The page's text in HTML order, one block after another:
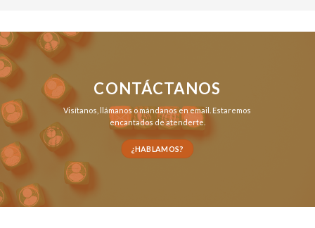
CONTÁCTANOS
Visítanos, llámanosomándanos en email . Estaremos
encantados de atenderte.
¿HABLAMOS?